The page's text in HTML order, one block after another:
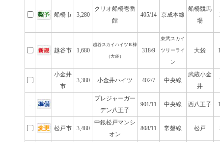
船橋市 3,280
クリオ船橋壱番
館
405/14 京成本線
船橋競馬
場
越谷市 1,680
越谷スカイハイツＢ棟
（大袋）
318/9
東武スカイ
ツリーライ
ン
大袋
小金井
市
3,380 小金井ハイツ 402/7 中央線
武蔵小金
井
-
プレジャーガー
デン八王子
901/11 中央線 西八王子
松戸市 3,480
中銀松戸マンシ
オン
808/11 常磐線 松戸